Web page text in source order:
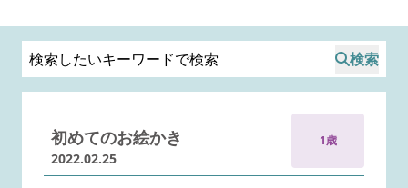
検索
初めてのお絵かき
2022.02.25
1歳